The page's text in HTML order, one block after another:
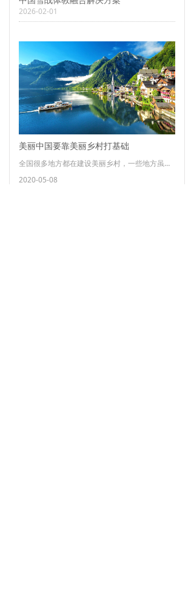
美丽中国要靠美丽乡村打基础
全国很多地方都在建设美丽乡村，一些地方虽然条件差但主观很努力。希望再接再厉，继续走在前面。
2020-05-08
2026-02-01